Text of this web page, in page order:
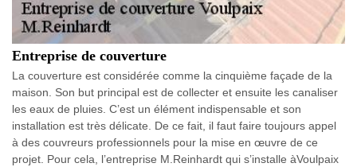
Entreprise de couverture
La couverture est considérée comme la cinquième façade de la
maison. Son but principal est de collecter et ensuite les canaliser
les eaux de pluies. C’est un élément indispensable et son
installation est très délicate. De ce fait, il faut faire toujours appel
à des couvreurs professionnels pour la mise en œuvre de ce
projet. Pour cela, l’entreprise M.Reinhardt qui s’installe àVoulpaix